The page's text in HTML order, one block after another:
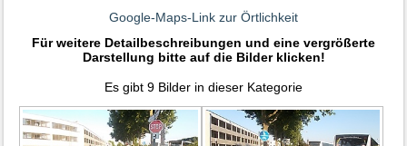
Google-Maps-Link zur Örtlichkeit
Für weitere Detailbeschreibungen und eine vergrößerte
Darstellung bitte auf die Bilder klicken!
Es gibt 9 Bilder in dieser Kategorie